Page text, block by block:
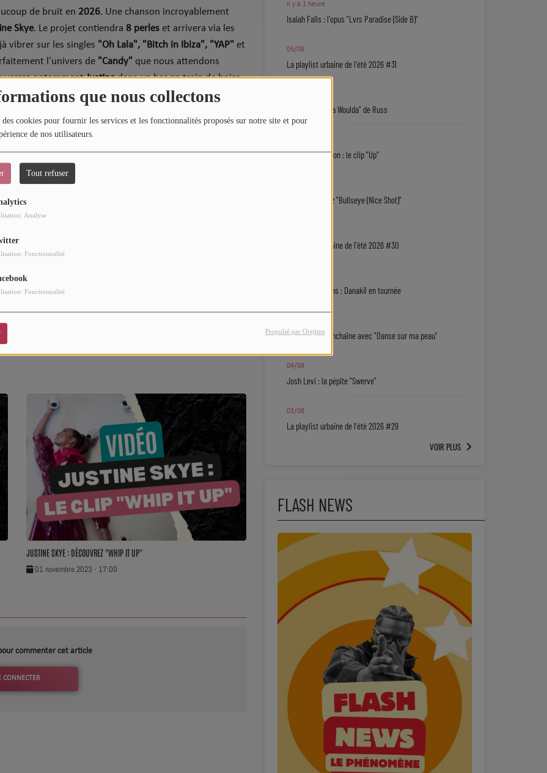
que nous collectons
cookies pour fournir les services et les fonctionnalités proposés sur notre site et pour
de nos utilisateurs.
Tout refuser
Analyse
Fonctionnalité
Fonctionnalité
Propulsé par Orejime
de bruit en 2026. Une chanson incroyablement
Skye. Le projet contiendra 8 perles et arrivera via les
vibrer sur les singles "Oh Lala", "Bitch in Ibiza", "YAP" et
l'univers de "Candy" que nous attendons
verrez notammentJustinedans un bar en train de boire
suite à découvrir un peu plus bas.
sur"Thong".
JUSTINE SKYE : DÉCOUVREZ "WHIP IT UP"
01 novembre 2023 - 17:00
commenter cet article
CONNECTER
il y a 1 heure
Isaiah Falls : l'opus "Lvrs Paradise (Side B)"
05/08
La playlist urbaine de l'été 2026 #31
"Coulda Shoulda Woulda" de Russ
Keith D. Robinson : le clip "Up"
Sy'Rai : écoutez "Bullseye (Nice Shot)"
La playlist urbaine de l'été 2026 #30
5 bonnes raisons : Danakil en tournée
Sarah Choisy enchaîne avec "Danse sur ma peau"
04/08
Josh Levi : la pépite "Swerve"
03/08
La playlist urbaine de l'été 2026 #29
VOIR PLUS
FLASH NEWS